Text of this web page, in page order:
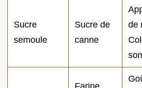
Sucre
semoule
Sucre de
canne
de
Farine